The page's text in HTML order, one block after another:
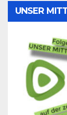
UNSER